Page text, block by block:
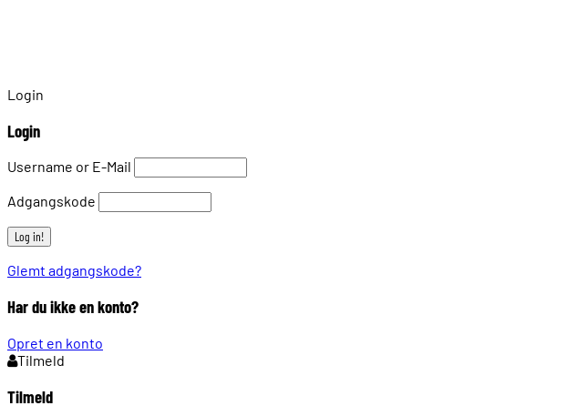
Login
Login
Username or E-Mail
Adgangskode
Glemt adgangskode?
Har du ikke en konto?
Opret en konto
Tilmeld
Tilmeld